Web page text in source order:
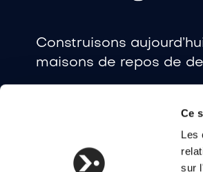
Ce
Les
sur
Construisons
maisons de repos de